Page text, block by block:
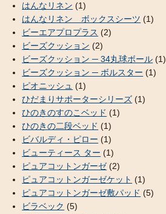
はんなリネン (1)
はんなリネン ボックスシーツ (1)
ビーエアプロプラス (2)
ビーズクッション (2)
ビーズクッション ─ 34丸球ボール (1)
ビーズクッション ─ ボルスター (1)
ピオニッシュ (1)
ひだまりサポーターシリーズ (1)
ひのきのすのこベッド (1)
ひのきの二段ベッド (1)
ビバルディ・ピロー (1)
ビューティース ター (1)
ピュアコットンガーゼ(2)
ピュアコットンガーゼケット (1)
ピュアコットンガーゼ敷パッド (5)
ビラベック (5)